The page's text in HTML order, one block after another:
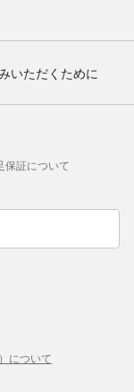
いただくために
保証について
について